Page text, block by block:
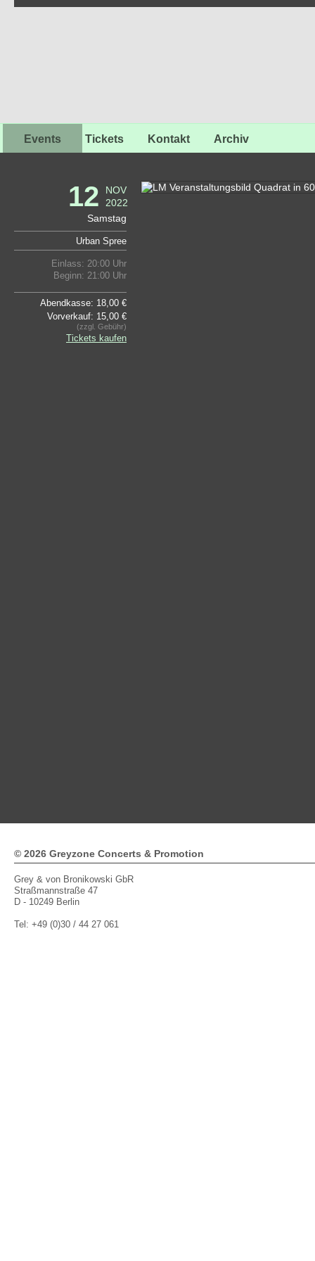
Events Tickets Kontakt Archiv
12
NOV
2022
Samstag
Urban Spree
Einlass: 20:00 Uhr
Beginn: 21:00 Uhr
Abendkasse: 18,00 €
Vorverkauf: 15,00 €
(zzgl. Gebühr)
Tickets kaufen
© 2026 Greyzone Concerts & Promotion
Grey & von Bronikowski GbR
Straßmannstraße 47
D - 10249 Berlin
Tel: +49 (0)30 / 44 27 061